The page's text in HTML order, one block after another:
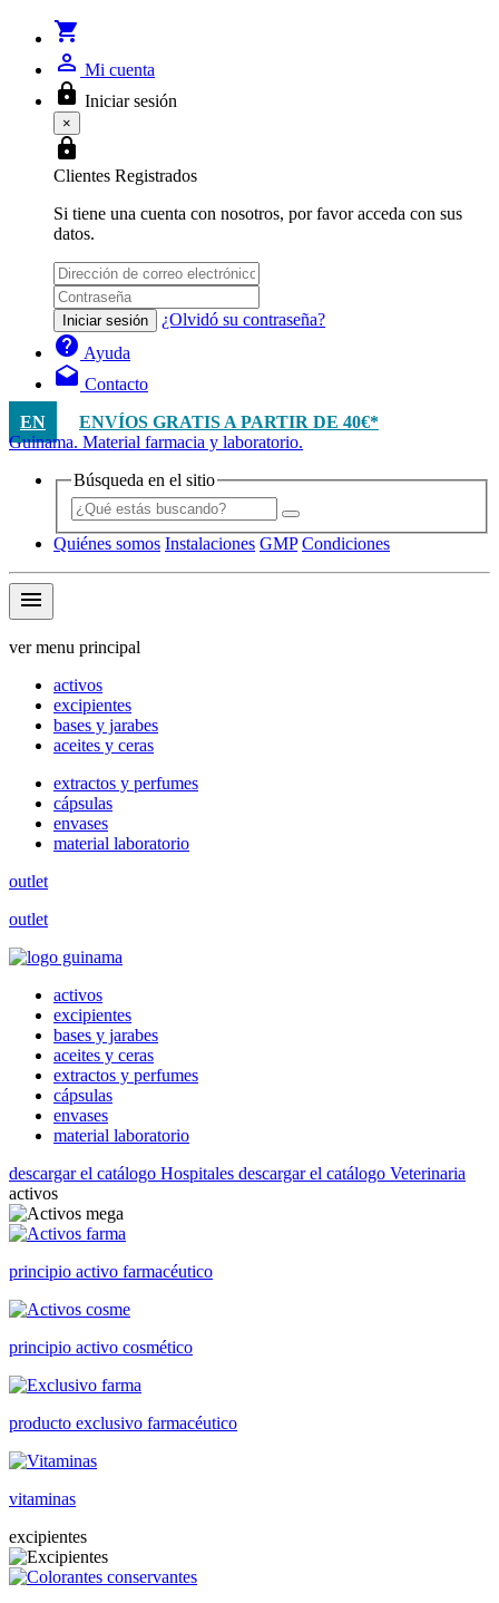
shopping_cart
person_outline Mi cuenta
lock Iniciar sesión
×
lock
Clientes Registrados
Si tiene una cuenta con nosotros, por favor acceda con sus
datos.
Iniciar sesión ¿Olvidó su contraseña?
help Ayuda
drafts Contacto
EN
ENVÍOS GRATIS A PARTIR DE 40€*
Guinama. Material farmacia y laboratorio.
Búsqueda en el sitio
Quiénes somos Instalaciones GMP Condiciones
menu
ver menu principal
activos
excipientes
bases y jarabes
aceites y ceras
extractos y perfumes
cápsulas
envases
material laboratorio
outlet
outlet
activos
excipientes
bases y jarabes
aceites y ceras
extractos y perfumes
cápsulas
envases
material laboratorio
descargar el catálogo Hospitales descargar el catálogo Veterinaria
activos
principio activo farmacéutico
principio activo cosmético
producto exclusivo farmacéutico
vitaminas
excipientes